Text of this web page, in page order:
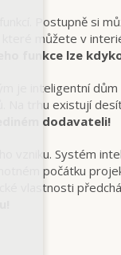
funkcí. Postupně si
které můžete v
funkce lze
je inteligentní
Na trhu existují
dodavateli!
vzniku. Systém
počátku
vlastnosti